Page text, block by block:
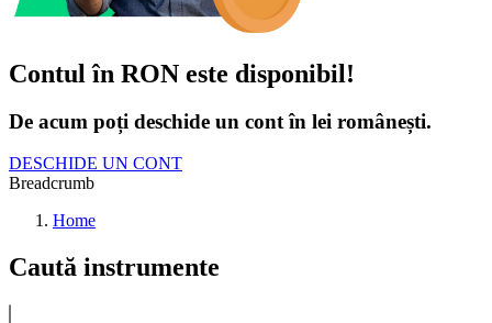
Contul în RON este disponibil!
De acum poți deschide un cont în lei românești.
DESCHIDE UN CONT
Breadcrumb
Home
Caută instrumente